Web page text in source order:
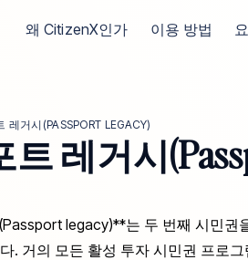
지로 이동
왜 CitizenX인가 이용 방법
레거시(PASSPORT LEGACY)
레거시
legacy)**는 두 번째 시민권
. 거의 모든 활성 투자 시민권 프로